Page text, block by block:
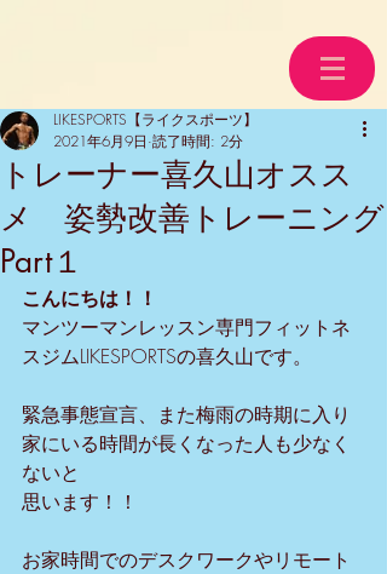
トレーナー喜久山オスス
メ 姿勢改善トレーニング
Part１
LIKESPORTS【ライクスポーツ】
2021年6月9日 読了時間: 2分
こんにちは！！
マンツーマンレッスン専門フィットネ
スジムLIKESPORTSの喜久山です。
緊急事態宣言、また梅雨の時期に入り
家にいる時間が長くなった人も少なく
ないと
思います！！
お家時間でのデスクワークやリモート